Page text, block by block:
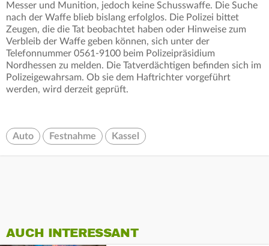
Messer und Munition, jedoch keine Schusswaffe. Die Suche
nach der Waffe blieb bislang erfolglos. Die Polizei bittet
Zeugen, die die Tat beobachtet haben oder Hinweise zum
Verbleib der Waffe geben können, sich unter der
Telefonnummer 0561-9100 beim Polizeipräsidium
Nordhessen zu melden. Die Tatverdächtigen befinden sich im
Polizeigewahrsam. Ob sie dem Haftrichter vorgeführt
werden, wird derzeit geprüft.
Auto Festnahme Kassel
AUCH INTERESSANT